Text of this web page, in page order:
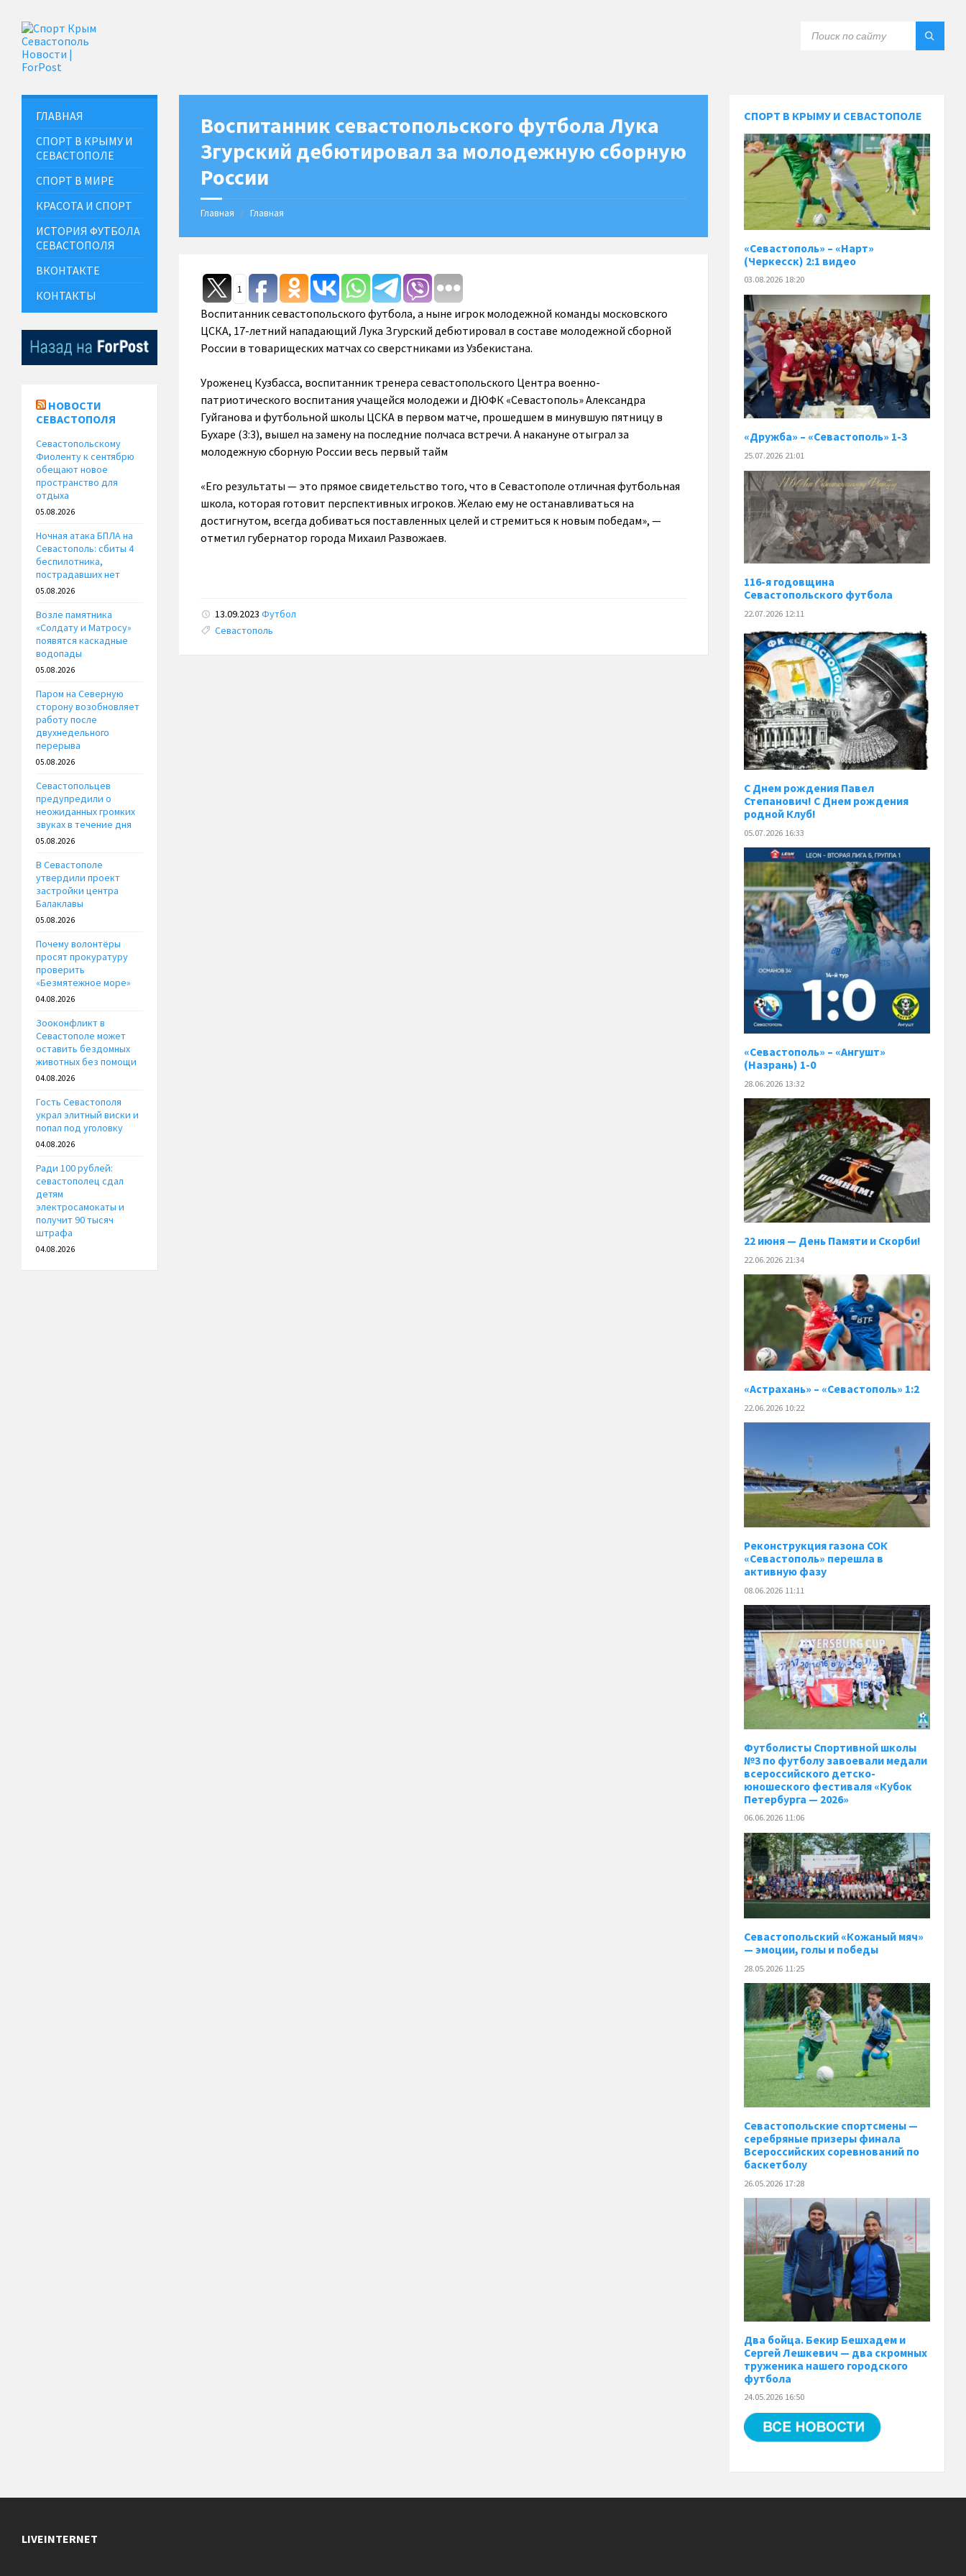
Воспитанник севастопольского футбола Лука
Згурский дебютировал за молодежную сборную
России
Главная Главная
1
Воспитанник севастопольского футбола, а ныне игрок молодежной команды московского
ЦСКА, 17-летний нападающий Лука Згурский дебютировал в составе молодежной сборной
России в товарищеских матчах со сверстниками из Узбекистана.
Уроженец Кузбасса, воспитанник тренера севастопольского Центра военно-
патриотического воспитания учащейся молодежи и ДЮФК «Севастополь» Александра
Гуйганова и футбольной школы ЦСКА в первом матче, прошедшем в минувшую пятницу в
Бухаре (3:3), вышел на замену на последние полчаса встречи. А накануне отыграл за
молодежную сборную России весь первый тайм
«Его результаты — это прямое свидетельство того, что в Севастополе отличная футбольная
школа, которая готовит перспективных игроков. Желаю ему не останавливаться на
достигнутом, всегда добиваться поставленных целей и стремиться к новым победам», —
отметил губернатор города Михаил Развожаев.
13.09.2023 Футбол
Tags:
Севастополь
ГЛАВНАЯ
СПОРТ В КРЫМУ И
СЕВАСТОПОЛЕ
СПОРТ В МИРЕ
КРАСОТА И СПОРТ
ИСТОРИЯ ФУТБОЛА
СЕВАСТОПОЛЯ
ВКОНТАКТЕ
КОНТАКТЫ
НОВОСТИ
СЕВАСТОПОЛЯ
Севастопольскому
Фиоленту к сентябрю
обещают новое
пространство для
отдыха
05.08.2026
Ночная атака БПЛА на
Севастополь: сбиты 4
беспилотника,
пострадавших нет
05.08.2026
Возле памятника
«Солдату и Матросу»
появятся каскадные
водопады
05.08.2026
Паром на Северную
сторону возобновляет
работу после
двухнедельного
перерыва
05.08.2026
Севастопольцев
предупредили о
неожиданных громких
звуках в течение дня
05.08.2026
В Севастополе
утвердили проект
застройки центра
Балаклавы
05.08.2026
Почему волонтёры
просят прокуратуру
проверить
«Безмятежное море»
04.08.2026
Зооконфликт в
Севастополе может
оставить бездомных
животных без помощи
04.08.2026
Гость Севастополя
украл элитный виски и
попал под уголовку
04.08.2026
Ради 100 рублей:
севастополец сдал
детям
электросамокаты и
получит 90 тысяч
штрафа
04.08.2026
СПОРТ В КРЫМУ И СЕВАСТОПОЛЕ
«Севастополь» – «Нарт»
(Черкесск) 2:1 видео
03.08.2026 18:20
«Дружба» – «Севастополь» 1-3
25.07.2026 21:01
116-я годовщина
Севастопольского футбола
22.07.2026 12:11
С Днем рождения Павел
Степанович! С Днем рождения
родной Клуб!
05.07.2026 16:33
«Севастополь» – «Ангушт»
(Назрань) 1-0
28.06.2026 13:32
22 июня — День Памяти и Скорби!
22.06.2026 21:34
«Астрахань» – «Севастополь» 1:2
22.06.2026 10:22
Реконструкция газона СОК
«Севастополь» перешла в
активную фазу
08.06.2026 11:11
️Футболисты Спортивной школы
№3 по футболу завоевали медали
всероссийского детско-
юношеского фестиваля «Кубок
Петербурга — 2026»
06.06.2026 11:06
️Севастопольский «Кожаный мяч»
— эмоции, голы и победы
28.05.2026 11:25
Севастопольские спортсмены —
серебряные призеры финала
Всероссийских соревнований по
баскетболу
26.05.2026 17:28
Два бойца. Бекир Бешхадем и
Сергей Лешкевич — два скромных
труженика нашего городского
футбола
24.05.2026 16:50
LIVEINTERNET